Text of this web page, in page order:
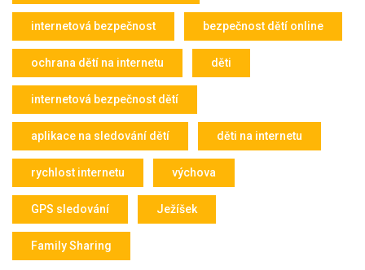
internetová bezpečnost bezpečnost dětí online
ochrana dětí na internetu děti
internetová bezpečnost dětí
aplikace na sledování dětí děti na internetu
rychlost internetu výchova
GPS sledování Ježíšek
Family Sharing